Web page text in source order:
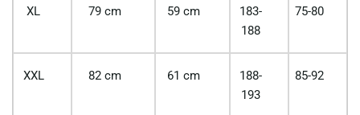
XL 79 cm 59 cm
183-
188
75-80
XXL 82 cm 61 cm
188-
193
85-92